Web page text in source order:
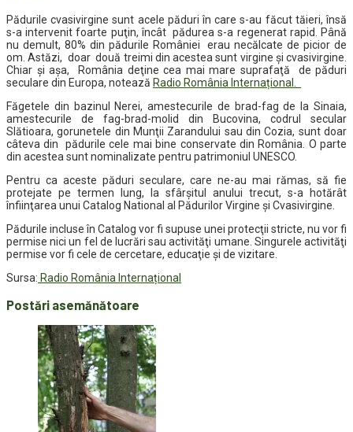
Pădurile cvasivirgine sunt acele păduri în care s-au făcut tăieri, însă
s-a intervenit foarte puţin, încât pădurea s-a regenerat rapid. Până
nu demult, 80% din pădurile României erau necălcate de picior de
om. Astăzi, doar două treimi din acestea sunt virgine şi cvasivirgine.
Chiar şi aşa, România deţine cea mai mare suprafaţă de păduri
seculare din Europa, notează Radio România Internațional.
Făgetele din bazinul Nerei, amestecurile de brad-fag de la Sinaia,
amestecurile de fag-brad-molid din Bucovina, co­drul secular
Slătioara, gorune­tele din Munţii Zarandului sau din Cozia, sunt doar
câteva din pădurile cele mai bine conservate din România. O parte
din acestea sunt nominalizate pentru patrimoniul UNESCO.
Pentru ca aceste păduri seculare, care ne-au mai rămas, să fie
protejate pe termen lung, la sfârşitul anului trecut, s-a hotărât
înfiinţarea unui Catalog National al Pădurilor Virgine şi Cvasivirgine.
Pădurile incluse în Catalog vor fi supuse unei protecţii stricte, nu vor fi
permise nici un fel de lucrări sau activităţi umane. Singurele activităţi
permise vor fi cele de cercetare, educaţie şi de vizitare.
Sursa: Radio România Internațional
Postări asemănătoare